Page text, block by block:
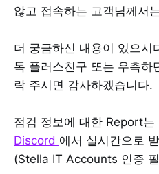
않고 접속하는 고객님께서
더 궁금하신 내용이 있으시
톡 플러스친구 또는 우측하
락 주시면 감사하겠습니다.
점검 정보에 대한 Report는
Discord 에서 실시간으로
(Stella IT Accounts 인증